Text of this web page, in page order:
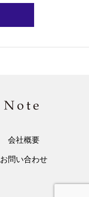
会社概要
お問い合わせ